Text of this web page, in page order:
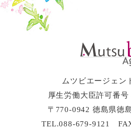
ムツビエージェン
厚生労働大臣許可番
〒770-0942 徳島県徳
TEL.088-679-9121